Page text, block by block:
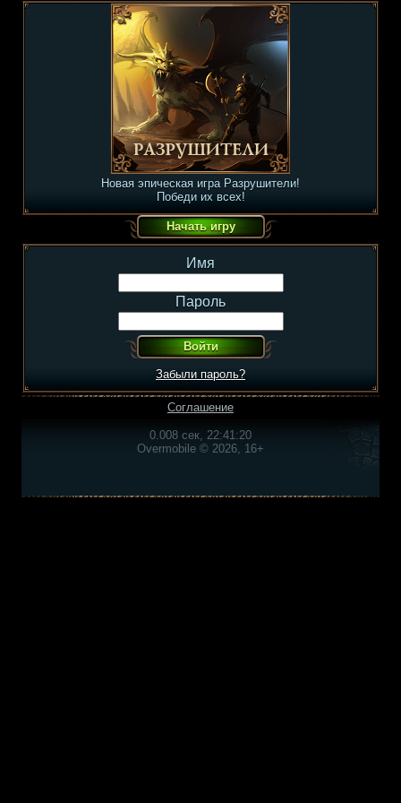
Новая эпическая игра Разрушители!
Победи их всех!
Имя
Пароль
Забыли пароль?
Соглашение
0.008 сек, 22:41:20
Overmobile © 2026, 16+